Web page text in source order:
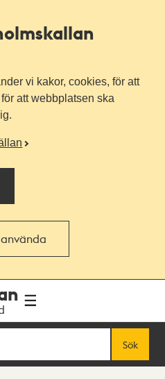
vi kakor, cookies, för att
att webbplatsen ska
Sök